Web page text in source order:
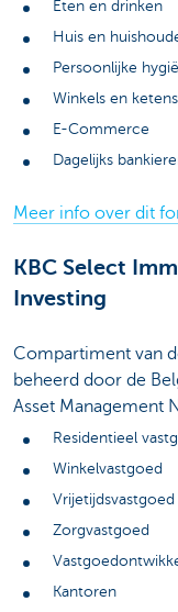
Eten en drinken
Huis en
Persoonlijke
Winkels en ketens
E-Commerce
Dagelijks
Meer info over dit
KBC Select
Investing
Compartiment van
beheerd door de
Asset Management
Residentieel
Winkelvastgoed
Vrijetijdsvastgoed
Zorgvastgoed
Kantoren